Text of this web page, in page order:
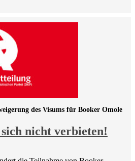
nicht verbieten!
des Visums für Booker Omole